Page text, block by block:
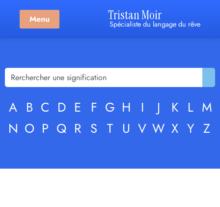
Menu Tristan Moir
Spécialiste du langage du rêve
A B C D E F G H I J K L M
N O P Q R S T U V W X Y Z